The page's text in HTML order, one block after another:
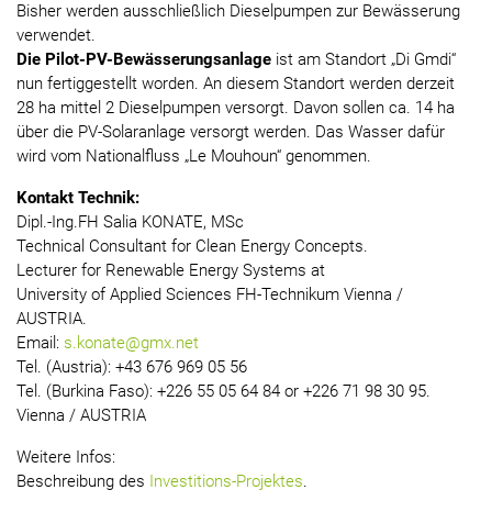
Bisher werden ausschließlich Dieselpumpen zur Bewässerung
verwendet.
Die Pilot-PV-Bewässerungsanlage ist am Standort „Di Gmdi“
nun fertiggestellt worden. An diesem Standort werden derzeit
28 ha mittel 2 Dieselpumpen versorgt. Davon sollen ca. 14 ha
über die PV-Solaranlage versorgt werden. Das Wasser dafür
wird vom Nationalfluss „Le Mouhoun“ genommen.
Kontakt Technik:
Dipl.-Ing.FH Salia KONATE, MSc
Technical Consultant for Clean Energy Concepts.
Lecturer for Renewable Energy Systems at
University of Applied Sciences FH-Technikum Vienna /
AUSTRIA.
Email: s.konate@gmx.net
Tel. (Austria): +43 676 969 05 56
Tel. (Burkina Faso): +226 55 05 64 84 or +226 71 98 30 95.
Vienna / AUSTRIA
Weitere Infos:
Beschreibung des Investitions-Projektes.